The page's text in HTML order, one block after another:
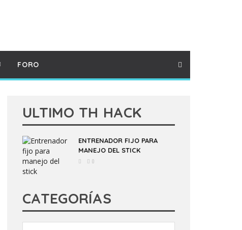
FORO
ULTIMO TH HACK
ENTRENADOR FIJO PARA
MANEJO DEL STICK
0
CATEGORÍAS